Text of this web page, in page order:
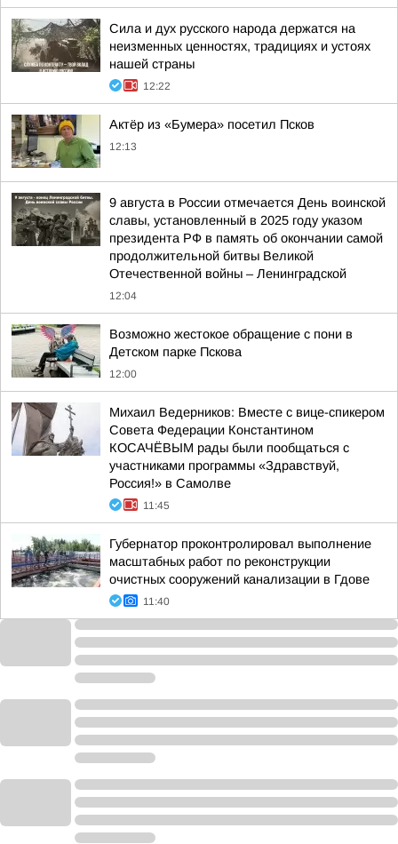
Сила и дух русского народа держатся на
неизменных ценностях, традициях и устоях
нашей страны
12:22
Актёр из «Бумера» посетил Псков
12:13
9 августа в России отмечается День воинской
славы, установленный в 2025 году указом
президента РФ в память об окончании самой
продолжительной битвы Великой
Отечественной войны – Ленинградской
12:04
Возможно жестокое обращение с пони в
Детском парке Пскова
12:00
Михаил Ведерников: Вместе с вице-спикером
Совета Федерации Константином
КОСАЧЁВЫМ рады были пообщаться с
участниками программы «Здравствуй,
Россия!» в Самолве
11:45
Губернатор проконтролировал выполнение
масштабных работ по реконструкции
очистных сооружений канализации в Гдове
11:40